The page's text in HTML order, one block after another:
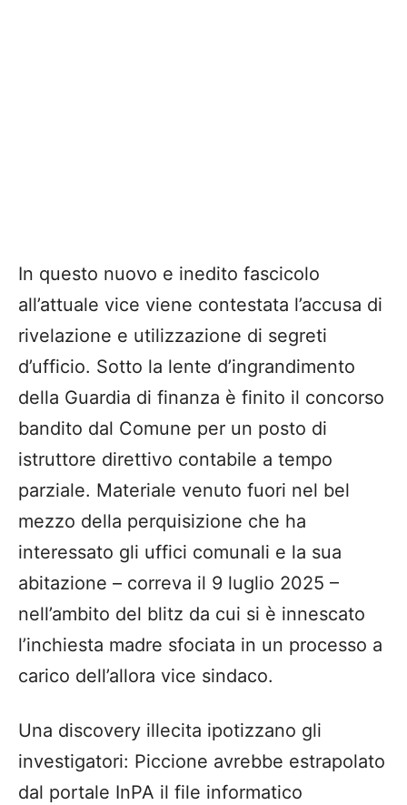
In questo nuovo e inedito fascicolo
all’attuale vice viene contestata l’accusa di
rivelazione e utilizzazione di segreti
d’ufficio. Sotto la lente d’ingrandimento
della Guardia di finanza è finito il concorso
bandito dal Comune per un posto di
istruttore direttivo contabile a tempo
parziale. Materiale venuto fuori nel bel
mezzo della perquisizione che ha
interessato gli uffici comunali e la sua
abitazione – correva il 9 luglio 2025 –
nell’ambito del blitz da cui si è innescato
l’inchiesta madre sfociata in un processo a
carico dell’allora vice sindaco.
Una discovery illecita ipotizzano gli
investigatori: Piccione avrebbe estrapolato
dal portale InPA il file informatico